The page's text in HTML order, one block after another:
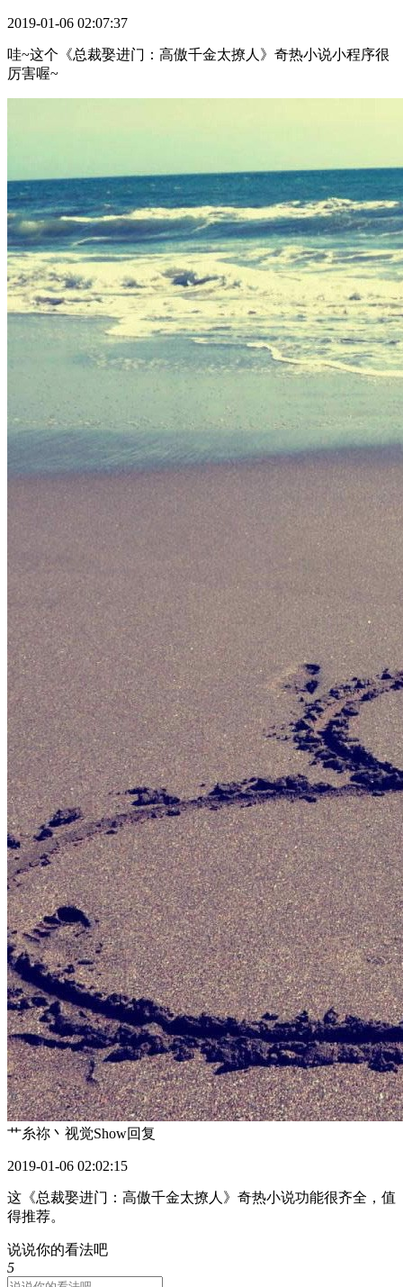
2019-01-06 02:07:37
哇~这个《总裁娶进门：高傲千金太撩人》奇热小说小程序很
厉害喔~
艹糸祢丶视觉Show回复
2019-01-06 02:02:15
这《总裁娶进门：高傲千金太撩人》奇热小说功能很齐全，值
得推荐。
说说你的看法吧
5